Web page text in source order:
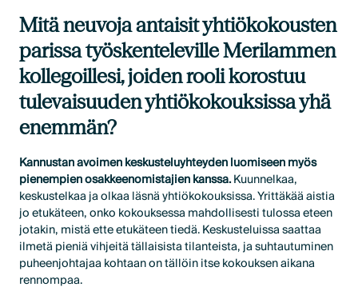
Mitä neuvoja antaisit yhtiökokousten
parissa työskenteleville Merilammen
kollegoillesi, joiden rooli korostuu
tulevaisuuden yhtiökokouksissa yhä
enemmän?
Kannustan avoimen keskusteluyhteyden luomiseen myös
pienempien osakkeenomistajien kanssa.Kuunnelkaa,
keskustelkaa ja olkaa läsnä yhtiökokouksissa. Yrittäkää aistia
jo etukäteen, onko kokouksessa mahdollisesti tulossa eteen
jotakin, mistä ette etukäteen tiedä. Keskusteluissa saattaa
ilmetä pieniä vihjeitä tällaisista tilanteista, ja suhtautuminen
puheenjohtajaa kohtaan on tällöin itse kokouksen aikana
rennompaa.